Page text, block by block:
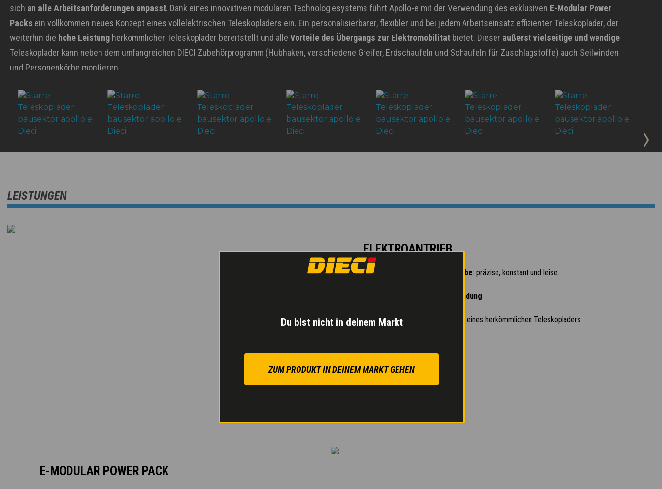
Du bist nicht in deinem Markt
ZUM PRODUKT IN DEINEM MARKT GEHEN
sich an alle Arbeitsanforderungen anpasst. Dank eines innovativen modularen Technologiesystems führt Apollo-e mit der Verwendung des exklusiven E-Modular Power
Packs ein vollkommen neues Konzept eines vollelektrischen Teleskopladers ein. Ein personalisierbarer, flexibler und bei jedem Arbeitseinsatz effizienter Teleskoplader, der
weiterhin die hohe Leistung herkömmlicher Teleskoplader bereitstellt und alle Vorteile des Übergangs zur Elektromobilität bietet. Dieser äußerst vielseitige und wendige
Teleskoplader kann neben dem umfangreichen DIECI Zubehörprogramm (Hubhaken, verschiedene Greifer, Erdschaufeln und Schaufeln für Zuschlagstoffe) auch Seilwinden
und Personenkörbe montieren.
LEISTUNGEN
ELEKTROANTRIEB
Elektrisches 1-Gang-Getriebe: präzise, konstant und leise.
Minimale Energieverschwendung
Zugkraftvergleichbar mit der eines herkömmlichen Teleskopladers
E-MODULAR POWER PACK